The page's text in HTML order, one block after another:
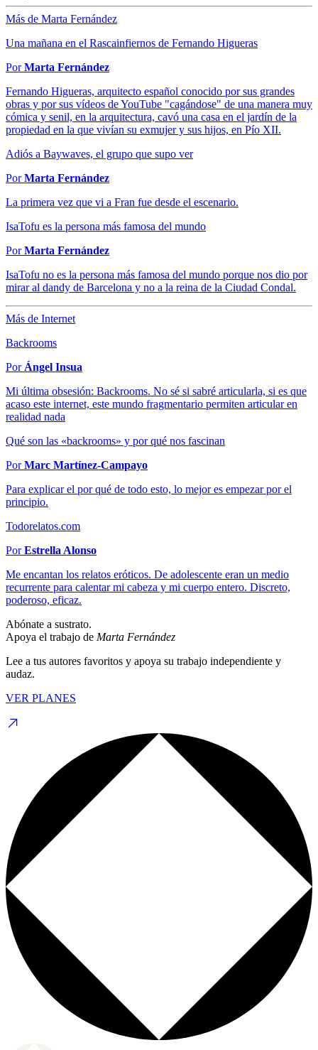
Más de Marta Fernández
Una mañana en el Rascainfiernos de Fernando Higueras
PorMarta Fernández
Fernando Higueras, arquitecto español conocido por sus grandes
obras y por sus vídeos de YouTube "cagándose" de una manera muy
cómica y senil, en la arquitectura, cavó una casa en el jardín de la
propiedad en la que vivían su exmujer y sus hijos, en Pío XII.
Adiós a Baywaves, el grupo que supo ver
PorMarta Fernández
La primera vez que vi a Fran fue desde el escenario.
IsaTofu es la persona más famosa del mundo
PorMarta Fernández
IsaTofu no es la persona más famosa del mundo porque nos dio por
mirar al dandy de Barcelona y no a la reina de la Ciudad Condal.
Más de Internet
Backrooms
Por Ángel Insua
Mi última obsesión: Backrooms. No sé si sabré articularla, si es que
acaso este internet, este mundo fragmentario permiten articular en
realidad nada
Qué son las «backrooms» y por qué nos fascinan
PorMarc Martínez-Campayo
Para explicar el por qué de todo esto, lo mejor es empezar por el
principio.
Todorelatos.com
PorEstrella Alonso
Me encantan los relatos eróticos. De adolescente eran un medio
recurrente para calentar mi cabeza y mi cuerpo entero. Discreto,
poderoso, eficaz.
Abónate a sustrato.
Apoya el trabajo de Marta Fernández
Lee a tus autores favoritos y apoya su trabajo independiente y
audaz.
VER PLANES